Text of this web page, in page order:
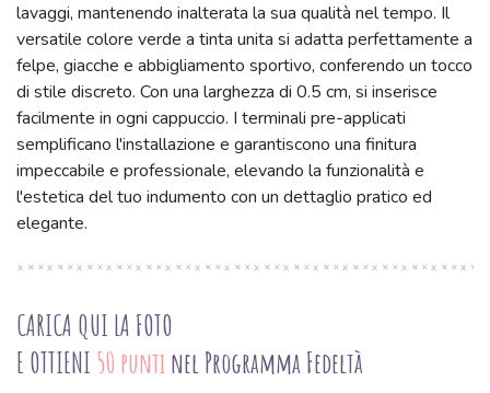
lavaggi, mantenendo inalterata la sua qualità nel tempo. Il
versatile colore verde a tinta unita si adatta perfettamente a
felpe, giacche e abbigliamento sportivo, conferendo un tocco
di stile discreto. Con una larghezza di 0.5 cm, si inserisce
facilmente in ogni cappuccio. I terminali pre-applicati
semplificano l'installazione e garantiscono una finitura
impeccabile e professionale, elevando la funzionalità e
l'estetica del tuo indumento con un dettaglio pratico ed
elegante.
CARICA QUI LA FOTO
E OTTIENI 50 punti nel Programma Fedeltà